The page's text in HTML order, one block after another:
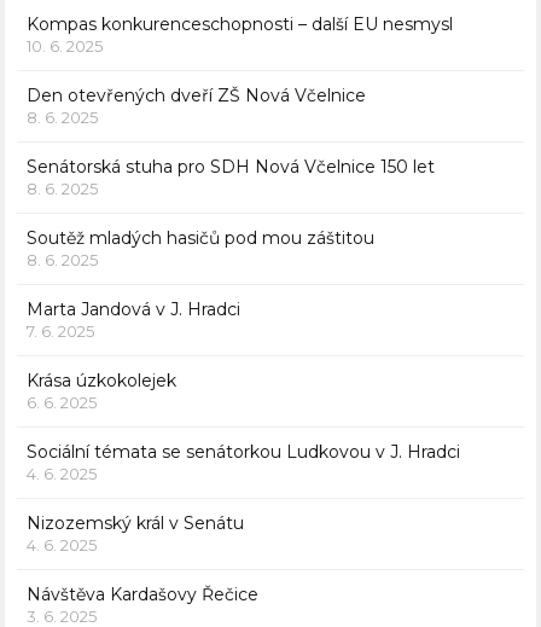
Kompas konkurenceschopnosti – další EU nesmysl
10. 6. 2025
Den otevřených dveří ZŠ Nová Včelnice
8. 6. 2025
Senátorská stuha pro SDH Nová Včelnice 150 let
8. 6. 2025
Soutěž mladých hasičů pod mou záštitou
8. 6. 2025
Marta Jandová v J. Hradci
7. 6. 2025
Krása úzkokolejek
6. 6. 2025
Sociální témata se senátorkou Ludkovou v J. Hradci
4. 6. 2025
Nizozemský král v Senátu
4. 6. 2025
Návštěva Kardašovy Řečice
3. 6. 2025